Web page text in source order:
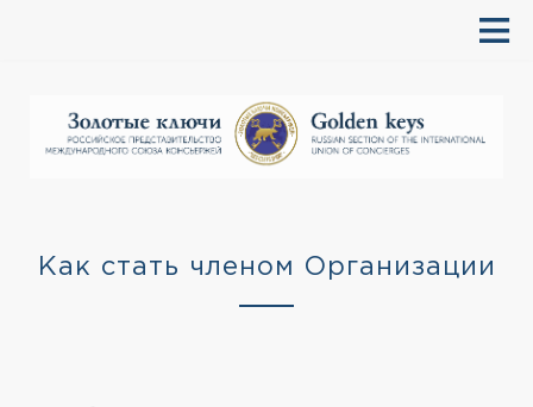
Как стать членом Организации